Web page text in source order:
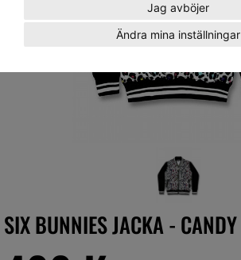
Jag avböjer
Ändra mina inställningar
SIX BUNNIES JACKA - CANDY